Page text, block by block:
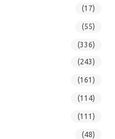
(17)
(55)
(336)
(243)
(161)
(114)
(111)
(48)